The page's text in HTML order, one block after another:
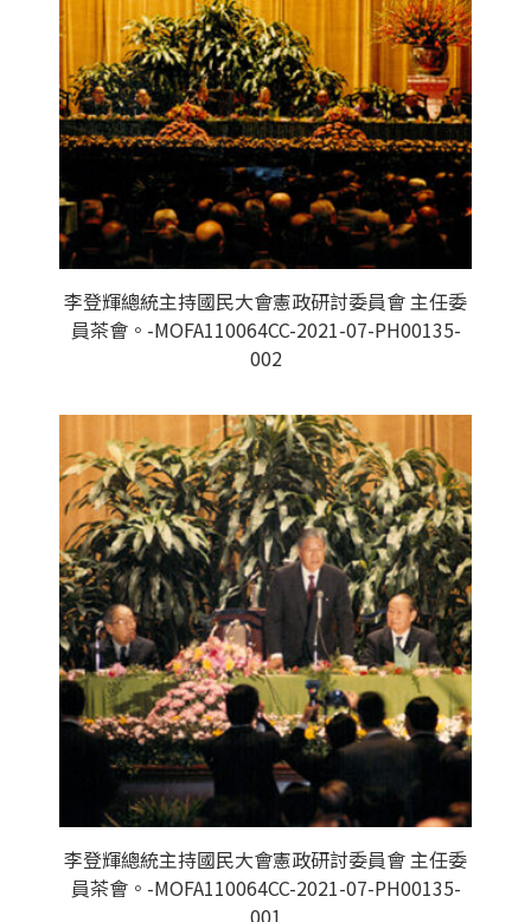
李登輝總統主持國民大會憲政研討委員會 主任委
員茶會。-MOFA110064CC-2021-07-PH00135-
002
李登輝總統主持國民大會憲政研討委員會 主任委
員茶會。-MOFA110064CC-2021-07-PH00135-
001